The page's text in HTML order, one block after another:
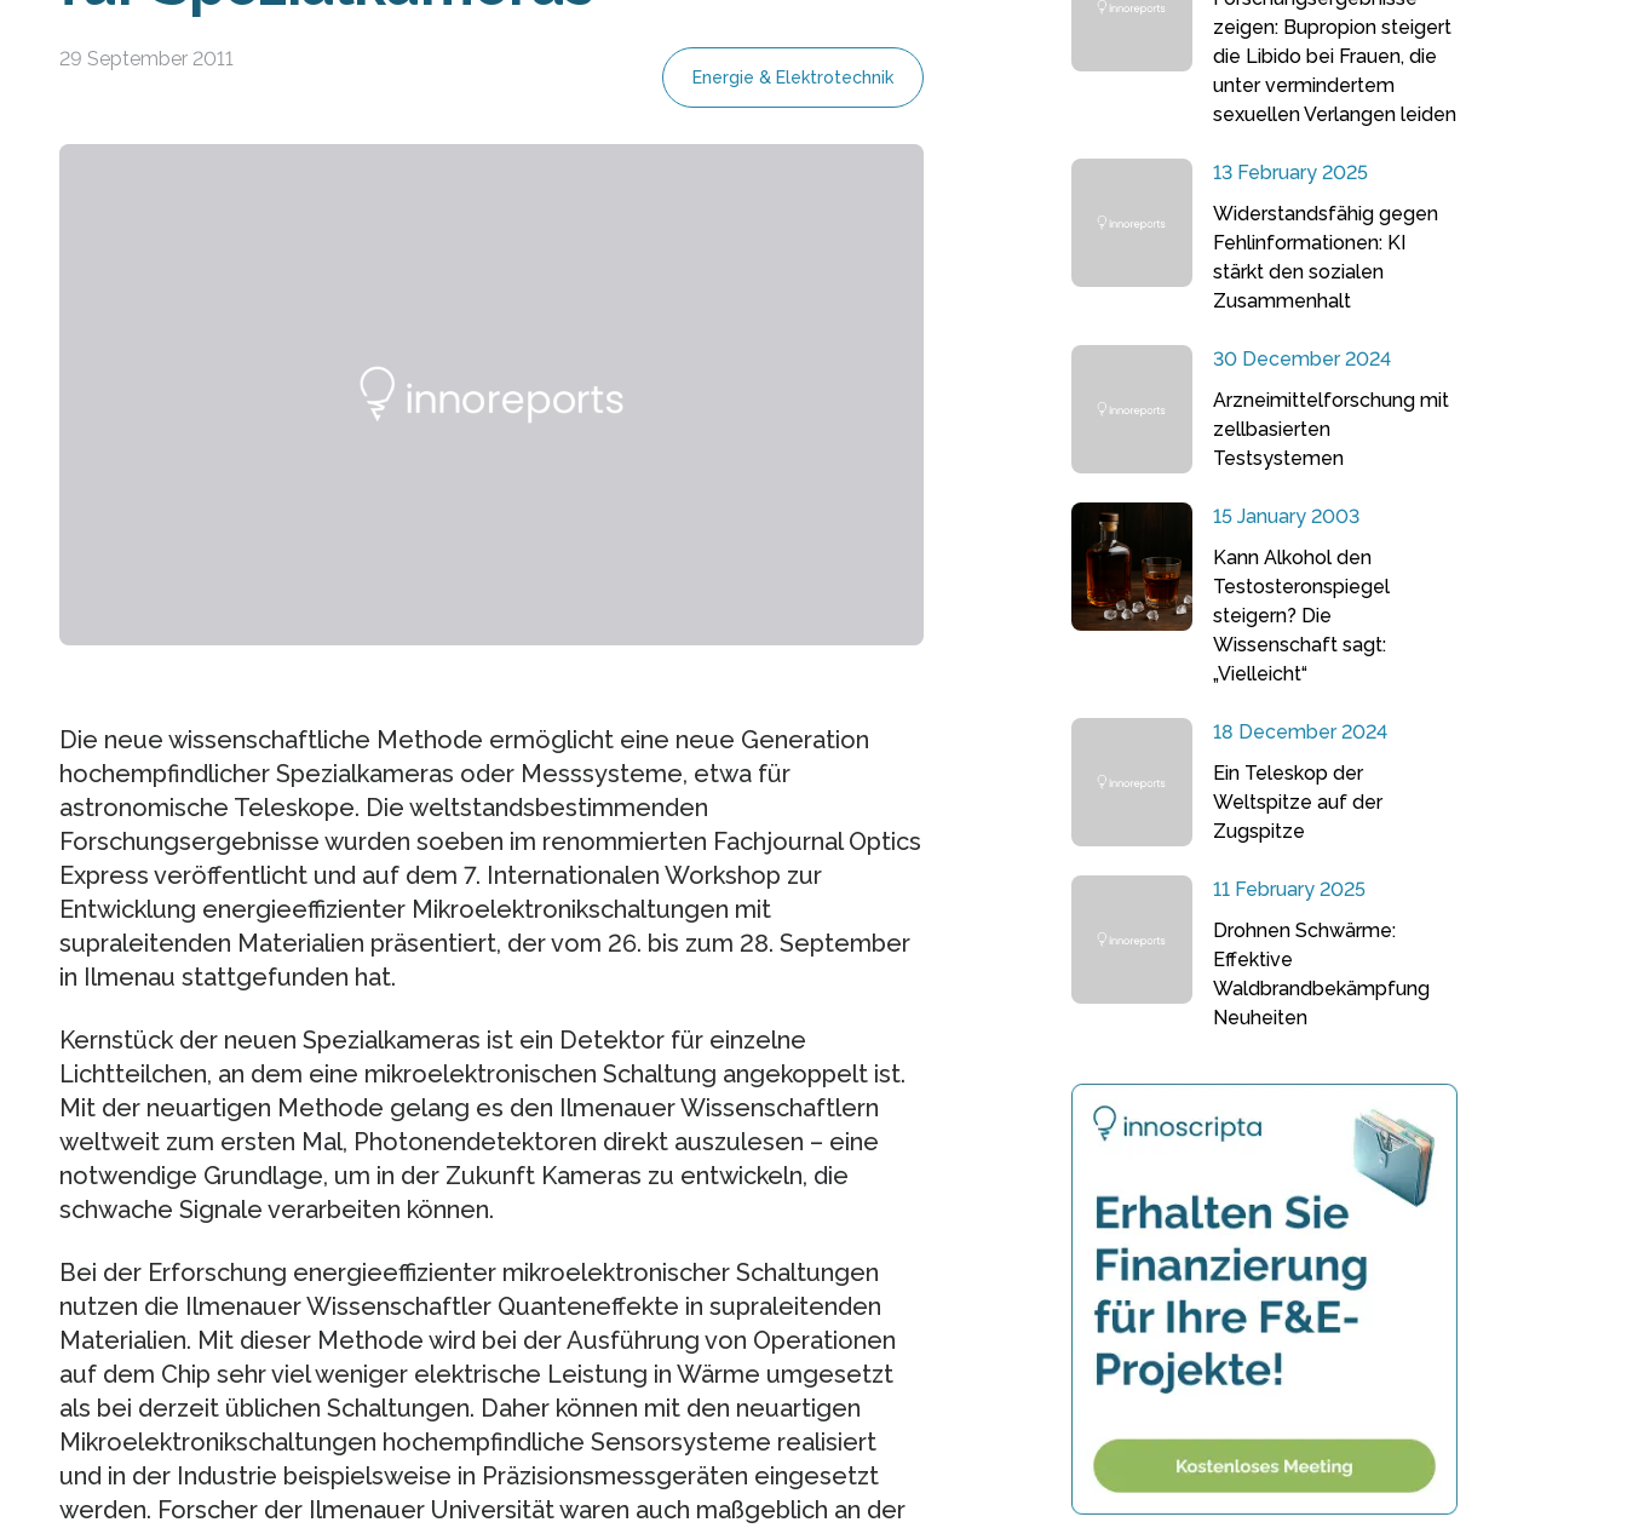
29 September 2011
Energie & Elektrotechnik
Die neue wissenschaftliche Methode ermöglicht eine neue Generation
hochempfindlicher Spezialkameras oder Messsysteme, etwa für
astronomische Teleskope. Die weltstandsbestimmenden
Forschungsergebnisse wurden soeben im renommierten Fachjournal Optics
Express veröffentlicht und auf dem 7. Internationalen Workshop zur
Entwicklung energieeffizienter Mikroelektronikschaltungen mit
supraleitenden Materialien präsentiert, der vom 26. bis zum 28. September
in Ilmenau stattgefunden hat.
Kernstück der neuen Spezialkameras ist ein Detektor für einzelne
Lichtteilchen, an dem eine mikroelektronischen Schaltung angekoppelt ist.
Mit der neuartigen Methode gelang es den Ilmenauer Wissenschaftlern
weltweit zum ersten Mal, Photonendetektoren direkt auszulesen – eine
notwendige Grundlage, um in der Zukunft Kameras zu entwickeln, die
schwache Signale verarbeiten können.
Bei der Erforschung energieeffizienter mikroelektronischer Schaltungen
nutzen die Ilmenauer Wissenschaftler Quanteneffekte in supraleitenden
Materialien. Mit dieser Methode wird bei der Ausführung von Operationen
auf dem Chip sehr viel weniger elektrische Leistung in Wärme umgesetzt
als bei derzeit üblichen Schaltungen. Daher können mit den neuartigen
Mikroelektronikschaltungen hochempfindliche Sensorsysteme realisiert
und in der Industrie beispielsweise in Präzisionsmessgeräten eingesetzt
werden. Forscher der Ilmenauer Universität waren auch maßgeblich an der
zeigen: Bupropion steigert
die Libido bei Frauen, die
unter vermindertem
sexuellen Verlangen leiden
13 February 2025
Widerstandsfähig gegen
Fehlinformationen: KI
stärkt den sozialen
Zusammenhalt
30 December 2024
Arzneimittelforschung mit
zellbasierten
Testsystemen
15 January 2003
Kann Alkohol den
Testosteronspiegel
steigern? Die
Wissenschaft sagt:
„Vielleicht“
18 December 2024
Ein Teleskop der
Weltspitze auf der
Zugspitze
11 February 2025
Drohnen Schwärme:
Effektive
Waldbrandbekämpfung
Neuheiten